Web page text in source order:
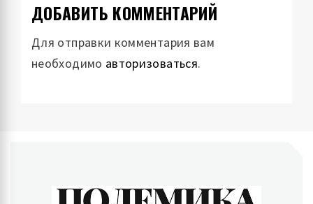
ДОБАВИТЬ КОММЕНТАРИЙ
Для отправки комментария вам
необходимо авторизоваться.